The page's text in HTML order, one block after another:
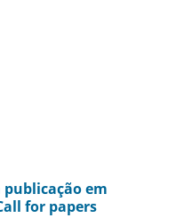
em
for papers